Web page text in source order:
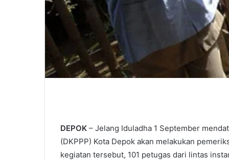
DEPOK – Jelang Iduladha 1 September
(DKPPP) Kota Depok akan melakukan
kegiatan tersebut, 101 petugas dari lintas